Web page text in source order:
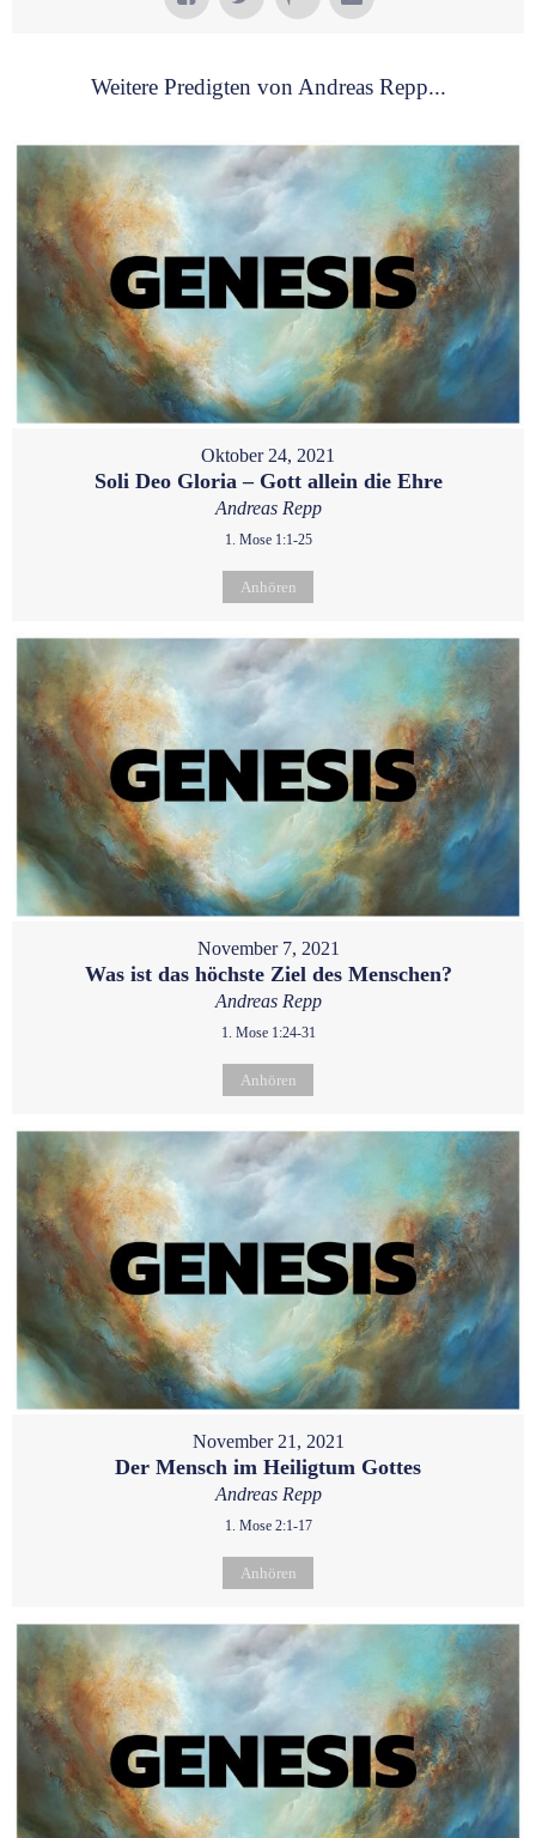
Weitere Predigten von Andreas Repp...
Oktober 24, 2021
Soli Deo Gloria – Gott allein die Ehre
Andreas Repp
1. Mose 1:1-25
Anhören
November 7, 2021
Was ist das höchste Ziel des Menschen?
Andreas Repp
1. Mose 1:24-31
Anhören
November 21, 2021
Der Mensch im Heiligtum Gottes
Andreas Repp
1. Mose 2:1-17
Anhören